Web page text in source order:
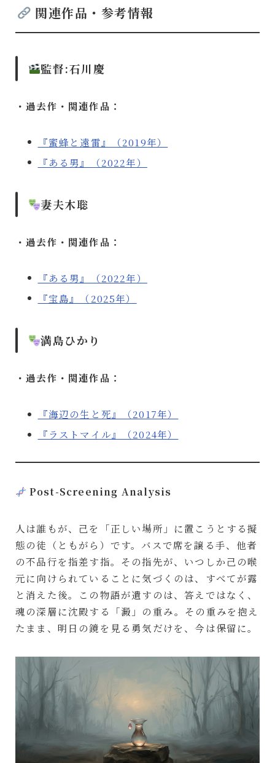
関連作品・参考情報
監督:石川慶
・過去作・関連作品：
『蜜蜂と遠雷』（2019年）
『ある男』（2022年）
妻夫木聡
・過去作・関連作品：
『ある男』（2022年）
『宝島』（2025年）
満島ひかり
・過去作・関連作品：
『海辺の生と死』（2017年）
『ラストマイル』（2024年）
Post-Screening Analysis
人は誰もが、己を「正しい場所」に置こうとする擬
態の徒（ともがら）です。バスで席を譲る手、他者
の不品行を指差す指。その指先が、いつしか己の喉
元に向けられていることに気づくのは、すべてが露
と消えた後。この物語が遺すのは、答えではなく、
魂の深層に沈殿する「澱」の重み。その重みを抱え
たまま、明日の鏡を見る勇気だけを、今は保留に。